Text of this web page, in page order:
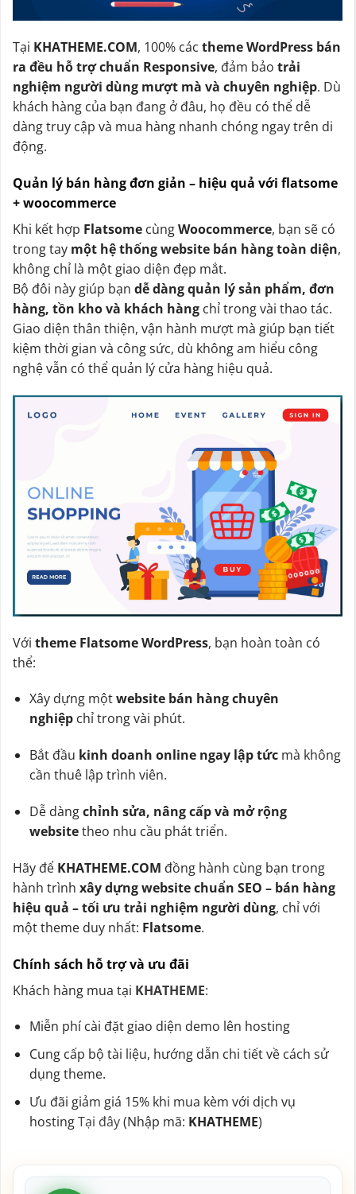
Tại KHATHEME.COM, 100% các theme WordPress bán
ra đều hỗ trợ chuẩn Responsive, đảm bảo trải
nghiệm người dùng mượt mà và chuyên nghiệp. Dù
khách hàng của bạn đang ở đâu, họ đều có thể dễ
dàng truy cập và mua hàng nhanh chóng ngay trên di
động.
Quản lý bán hàng đơn giản – hiệu quả với flatsome
+ woocommerce
Khi kết hợp Flatsome cùngWoocommerce, bạn sẽ có
trong tay một hệ thống website bán hàng toàn diện,
không chỉ là một giao diện đẹp mắt.
Bộ đôi này giúp bạn dễ dàng quản lý sản phẩm, đơn
hàng, tồn kho và khách hàng chỉ trong vài thao tác.
Giao diện thân thiện, vận hành mượt mà giúp bạn tiết
kiệm thời gian và công sức, dù không am hiểu công
nghệ vẫn có thể quản lý cửa hàng hiệu quả.
Với theme Flatsome WordPress, bạn hoàn toàn có
thể:
Xây dựng mộtwebsite bán hàng chuyên
nghiệpchỉ trong vài phút.
Bắt đầu kinh doanh online ngay lập tứcmà không
cần thuê lập trình viên.
Dễ dàngchỉnh sửa, nâng cấp và mở rộng
websitetheo nhu cầu phát triển.
Hãy để KHATHEME.COM đồng hành cùng bạn trong
hành trình xây dựng website chuẩn SEO – bán hàng
hiệu quả – tối ưu trải nghiệm người dùng, chỉ với
một theme duy nhất: Flatsome.
Chính sách hỗ trợ và ưu đãi
Khách hàng mua tại KHATHEME:
Miễn phí cài đặt giao diện demo lên hosting
Cung cấp bộ tài liệu, hướng dẫn chi tiết về cách sử
dụng theme.
Ưu đãi giảm giá 15% khi mua kèm với dịch vụ
hostingTại đây(Nhập mã: KHATHEME)